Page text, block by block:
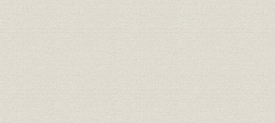
事業所
は、製靴場と製革場とに分かれ
ていたらしい。浅草・亀岡町の
靴製造所は、主として弾直樹の
手で、また千住に近い地方町橋
場の革製造所は、三井組の北岡
文兵衛の手で運営されていたも
のとみられている。
[明治5年
商品;風俗
明治期の靴のいろいろ(平出鏗二
郎著『東京風俗史』より)
[明治期中
明治初期の官営鉄道の蒸気機関